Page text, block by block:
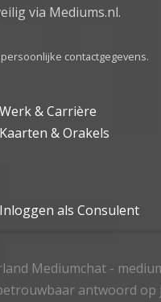
via Mediums.nl.
contactgegevens.
Werk & Carrière
Kaarten & Orakels
Inloggen als Consulent
Mediumchat -
antwoord op